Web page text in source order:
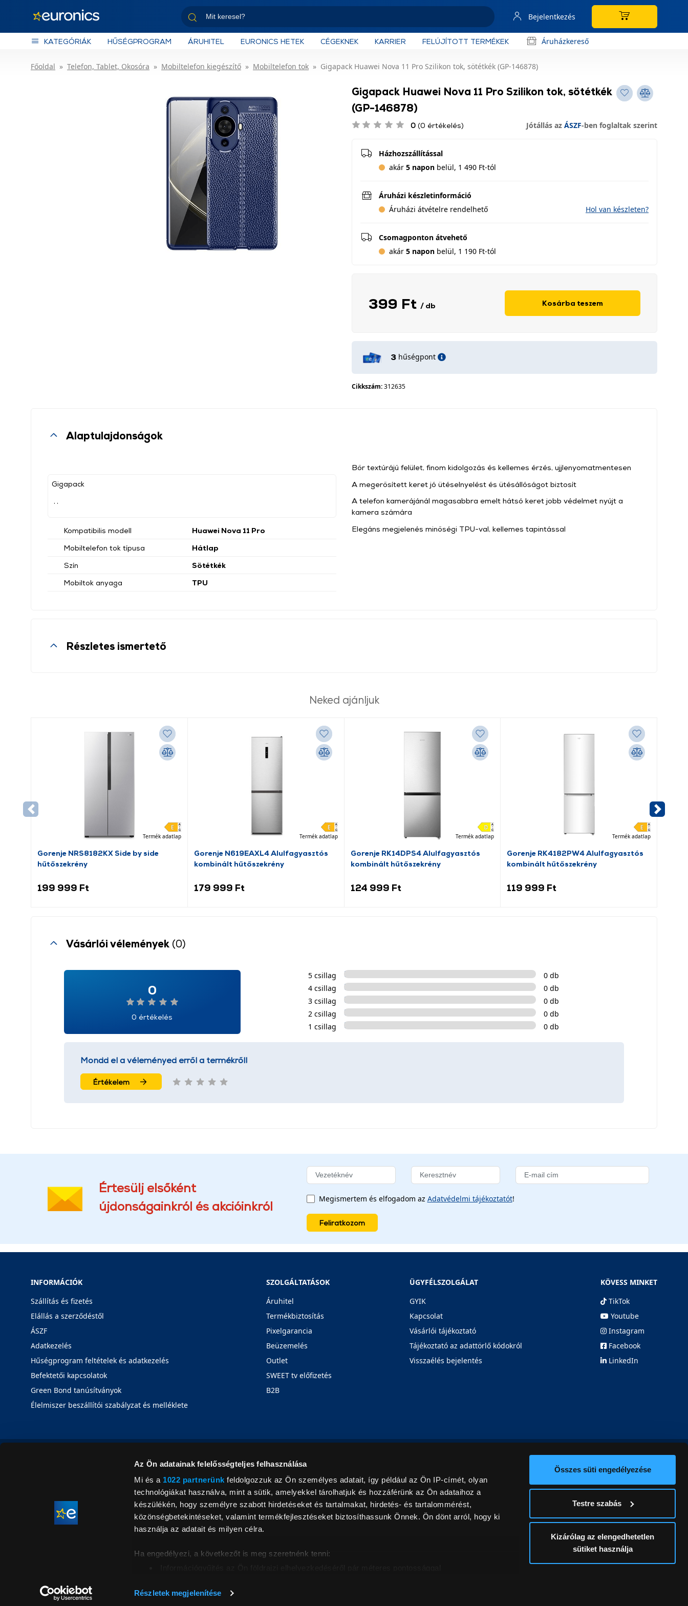
Az Ön adatainak felelősségteljes felhasználása
Mi és a 1022 partnerünk feldolgozzuk az Ön személyes adatait, így például az Ön IP-címét, olyan
technológiákat használva, mint a sütik, amelyekkel tárolhatjuk és hozzáférünk az Ön adataihoz a
készülékén, hogy személyre szabott hirdetéseket és tartalmakat, hirdetés- és tartalommérést,
közönségbetekintéseket, valamint termékfejlesztéseket biztosíthassunk Önnek. Ön dönt arról, hogy ki
használja az adatait és milyen célra.
Ha engedélyezi, a következőt is meg szeretnénk tenni:
ellenőrzésével
Részletek megjelenítése
Összes süti engedélyezése
Testre szabás
Kizárólag az elengedhetetlen
sütiket használja
Bejelentkezés
KATEGÓRIÁK HŰSÉGPROGRAM ÁRUHITEL EURONICS HETEK CÉGEKNEK KARRIER FELÚJÍTOTT TERMÉKEK Áruházkereső
Főoldal Telefon, Tablet, Okosóra Mobiltelefon kiegészítő Mobiltelefon tok Gigapack Huawei Nova 11 Pro Szilikon tok, sötétkék (GP-146878)
Gigapack Huawei Nova 11 Pro Szilikon tok, sötétkék
(GP-146878)
0 (0 értékelés) Jótállás az ÁSZF-ben foglaltak szerint
Házhozszállítással
akár 5 napon belül, 1 490 Ft-tól
Áruházi készletinformáció
Áruházi átvételre rendelhető
Hol van készleten?
Csomagponton átvehető
akár 5 napon belül, 1 190 Ft-tól
399 Ft / db Kosárba teszem
3 hűségpont
Cikkszám:312635
Alaptulajdonságok
Gigapack
Kompatibilis modell
Huawei Nova 11 Pro
Mobiltelefon tok típusa
Hátlap
Szín
Sötétkék
Mobiltok anyaga
TPU
Bőr textúrájú felület, finom kidolgozás és kellemes érzés, ujjlenyomatmentesen
A megerősített keret jó ütéselnyelést és ütésállóságot biztosít
A telefon kamerájánál magasabbra emelt hátsó keret jobb védelmet nyújt a
kamera számára
Elegáns megjelenés minőségi TPU-val, kellemes tapintással
Részletes ismertető
Neked ajánljuk
Termék adatlap
Gorenje NRS8182KX Side by side
hűtőszekrény
199 999 Ft
Termék adatlap
Gorenje N619EAXL4 Alulfagyasztós
kombinált hűtőszekrény
179 999 Ft
Termék adatlap
Gorenje RK14DPS4 Alulfagyasztós
kombinált hűtőszekrény
124 999 Ft
Termék adatlap
Gorenje RK4182PW4 Alulfagyasztós
kombinált hűtőszekrény
119 999 Ft
Vásárlói vélemények (0)
0
0 értékelés
5 csillag
0 db
4 csillag
0 db
3 csillag
0 db
2 csillag
0 db
1 csillag
0 db
Mondd el a véleményed erről a termékről!
Értékelem
Értesülj elsőként
újdonságainkról és akcióinkról
Megismertem és elfogadom az Adatvédelmi tájékoztatót!
Feliratkozom
INFORMÁCIÓK
Szállítás és fizetés
Elállás a szerződéstől
ÁSZF
Adatkezelés
Hűségprogram feltételek és adatkezelés
Befektetői kapcsolatok
Green Bond tanúsítványok
Élelmiszer beszállítói szabályzat és melléklete
SZOLGÁLTATÁSOK
Áruhitel
Termékbiztosítás
Pixelgarancia
Beüzemelés
Outlet
SWEET tv előfizetés
B2B
ÜGYFÉLSZOLGÁLAT
GYIK
Kapcsolat
Vásárlói tájékoztató
Tájékoztató az adattörlő kódokról
Visszaélés bejelentés
KÖVESS MINKET
TikTok
Youtube
Instagram
Facebook
LinkedIn
© 2026. Minden jog fenntartva! Euronics Műszaki Áruházlánc
feltüntetett árak, képek leírások tájékoztató jellegűek, és nem minősülnek ajánlattételnek, az esetleges pontatlanságért